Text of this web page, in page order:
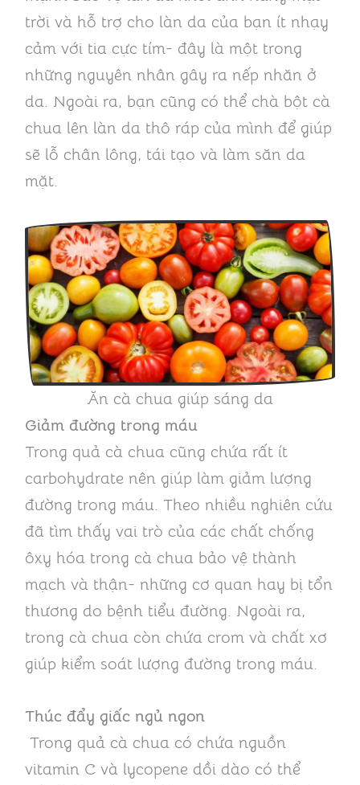
trời và hỗ trợ cho làn da của bạn ít nhạy
cảm với tia cực tím- đây là một trong
những nguyên nhân gây ra nếp nhăn ở
da. Ngoài ra, bạn cũng có thể chà bột cà
chua lên làn da thô ráp của mình để giúp
sẽ lỗ chân lông, tái tạo và làm săn da
mặt.
Ăn cà chua giúp sáng da
Giảm đường trong máu
Trong quả cà chua cũng chứa rất ít
carbohydrate nên giúp làm giảm lượng
đường trong máu. Theo nhiều nghiên cứu
đã tìm thấy vai trò của các chất chống
ôxy hóa trong cà chua bảo vệ thành
mạch và thận- những cơ quan hay bị tổn
thương do bệnh tiểu đường. Ngoài ra,
trong cà chua còn chứa crom và chất xơ
giúp kiểm soát lượng đường trong máu.
Thúc đẩy giấc ngủ ngon
Trong quả cà chua có chứa nguồn
vitamin C và lycopene dồi dào có thể